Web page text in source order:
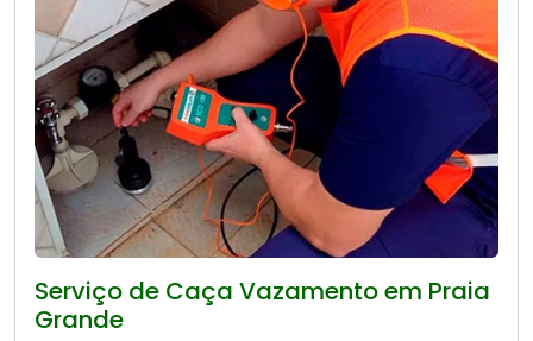
Serviço de Caça Vazamento em Praia
Grande